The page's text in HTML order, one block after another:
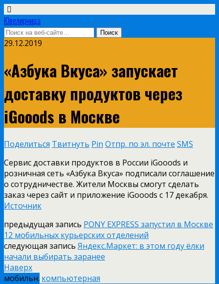
Ювелирница
29.12.2019
«Азбука Вкуса» запускает
доставку продуктов через
iGooods в Москве
Поделиться Твитнуть Pin Отпр. по эл. почте SMS
Сервис доставки продуктов в России iGooods и
розничная сеть «Азбука Вкуса» подписали соглашение
о сотрудничестве. Жители Москвы смогут сделать
заказ через сайт и приложение iGooods с 17 декабря.
Источник
предыдущая запись PONY EXPRESS запустил в Москве
12 мобильных курьерских отделений
следующая запись Яндекс.Маркет: в этом году ёлки
начали выбирать заранее
Наверх
мобильн. компьютерная